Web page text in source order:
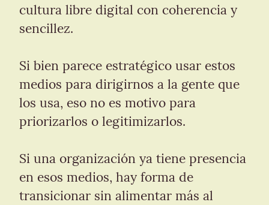
cultura libre digital con coherencia y
sencillez.
Si bien parece estratégico usar estos
medios para dirigirnos a la gente que
los usa, eso no es motivo para
priorizarlos o legitimizarlos.
Si una organización ya tiene presencia
en esos medios, hay forma de
transicionar sin alimentar más al